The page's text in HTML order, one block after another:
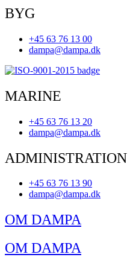
BYG
+45 63 76 13 00
dampa@dampa.dk
MARINE
+45 63 76 13 20
dampa@dampa.dk
ADMINISTRATION
+45 63 76 13 90
dampa@dampa.dk
OM DAMPA
OM DAMPA